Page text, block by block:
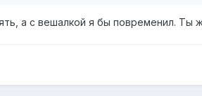
а с вешалкой я бы повременил. Ты